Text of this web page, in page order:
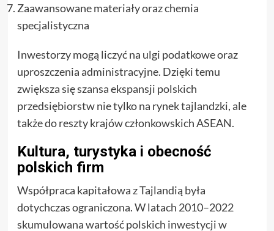
Zaawansowane materiały oraz chemia
specjalistyczna
Inwestorzy mogą liczyć na ulgi podatkowe oraz
uproszczenia administracyjne. Dzięki temu
zwiększa się szansa ekspansji polskich
przedsiębiorstw nie tylko na rynek tajlandzki, ale
także do reszty krajów członkowskich ASEAN.
Kultura, turystyka i obecność
polskich firm
Współpraca kapitałowa z Tajlandią była
dotychczas ograniczona. W latach 2010–2022
skumulowana wartość polskich inwestycji w